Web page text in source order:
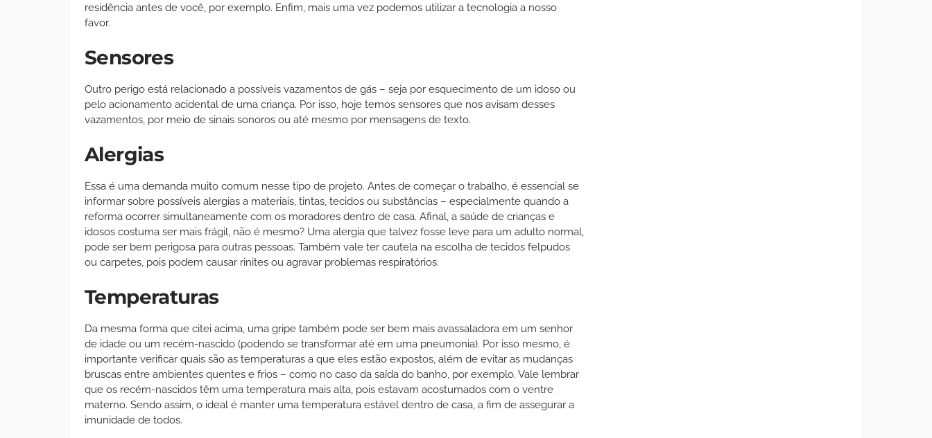
residência antes de você, por exemplo. Enfim, mais uma vez podemos utilizar a tecnologia a nosso
favor.
Sensores
Outro perigo está relacionado a possíveis vazamentos de gás – seja por esquecimento de um idoso ou
pelo acionamento acidental de uma criança. Por isso, hoje temos sensores que nos avisam desses
vazamentos, por meio de sinais sonoros ou até mesmo por mensagens de texto.
Alergias
Essa é uma demanda muito comum nesse tipo de projeto. Antes de começar o trabalho, é essencial se
informar sobre possíveis alergias a materiais, tintas, tecidos ou substâncias – especialmente quando a
reforma ocorrer simultaneamente com os moradores dentro de casa. Afinal, a saúde de crianças e
idosos costuma ser mais frágil, não é mesmo? Uma alergia que talvez fosse leve para um adulto normal,
pode ser bem perigosa para outras pessoas. Também vale ter cautela na escolha de tecidos felpudos
ou carpetes, pois podem causar rinites ou agravar problemas respiratórios.
Temperaturas
Da mesma forma que citei acima, uma gripe também pode ser bem mais avassaladora em um senhor
de idade ou um recém-nascido (podendo se transformar até em uma pneumonia). Por isso mesmo, é
importante verificar quais são as temperaturas a que eles estão expostos, além de evitar as mudanças
bruscas entre ambientes quentes e frios – como no caso da saída do banho, por exemplo. Vale lembrar
que os recém-nascidos têm uma temperatura mais alta, pois estavam acostumados com o ventre
materno. Sendo assim, o ideal é manter uma temperatura estável dentro de casa, a fim de assegurar a
imunidade de todos.